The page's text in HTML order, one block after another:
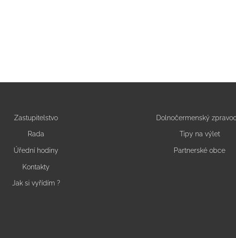
Zastupitelstvo
Rada
Úřední hodiny
Kontakty
Jak si vyřídím ?
Dolnočermenský
Tipy na výlet
Partnerské obce